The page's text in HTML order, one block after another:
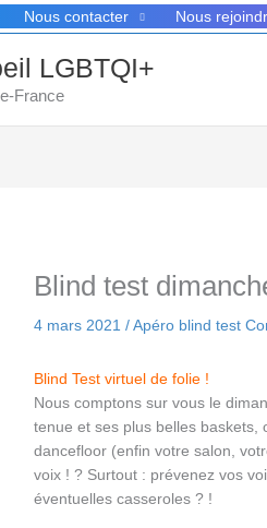
Nous contacter Nous
LGBTQI+
France
Blind test
4 mars 2021/Apéro blind test
Blind Test virtuel de folie !
Nous comptons sur vous le
tenue et ses plus belles baskets,
dancefloor (enfin votre salon,
voix ! ? Surtout : prévenez vos
éventuelles casseroles ? !